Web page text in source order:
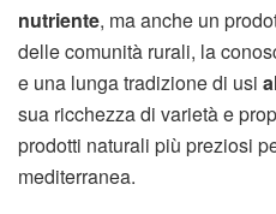
nutriente, ma anche un
delle comunità rurali, la
e una lunga tradizione di usi
sua ricchezza di varietà e
prodotti naturali più preziosi
mediterranea.